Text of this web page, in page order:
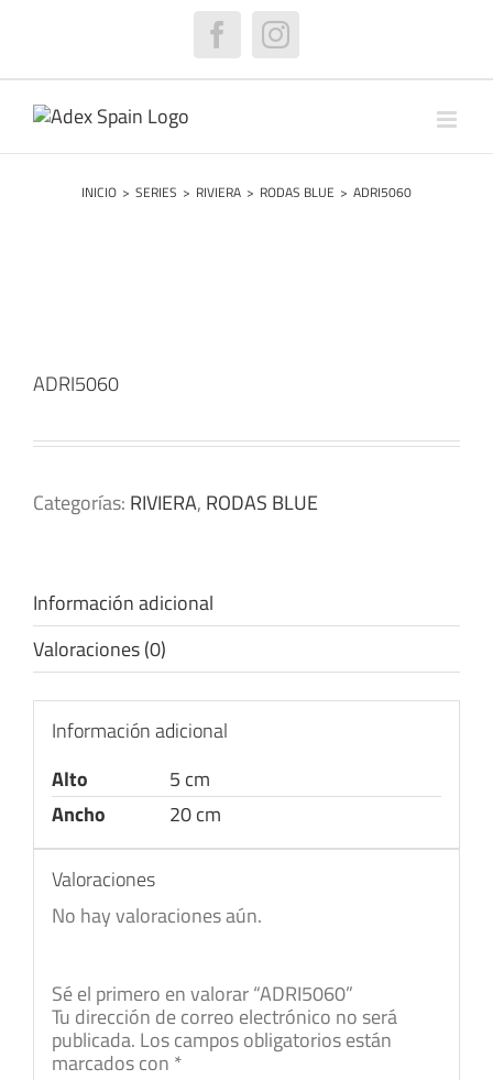
FacebookInstagram
INICIO > SERIES > RIVIERA > RODAS BLUE > ADRI5060
ADRI5060
Categorías: RIVIERA, RODAS BLUE
Información adicional
Valoraciones (0)
Información adicional
Alto
5 cm
Ancho
20 cm
Valoraciones
No hay valoraciones aún.
Sé el primero en valorar “ADRI5060”
Tu dirección de correo electrónico no será
publicada. Los campos obligatorios están
marcados con *